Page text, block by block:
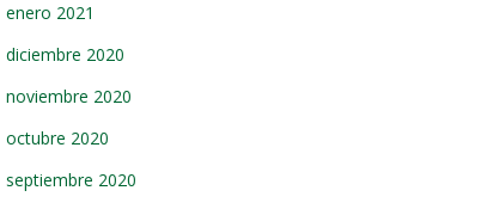
enero 2021
diciembre 2020
noviembre 2020
octubre 2020
septiembre 2020